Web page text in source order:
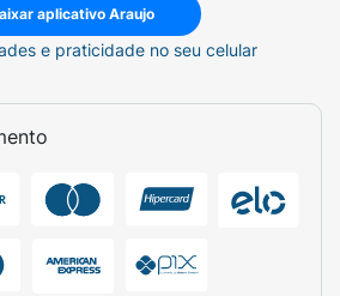
aplicativo Araujo
e praticidade no seu celular